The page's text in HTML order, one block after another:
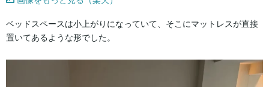
ベッドスペースは小上がりになっていて、そこにマットレスが直接
置いてあるような形でした。